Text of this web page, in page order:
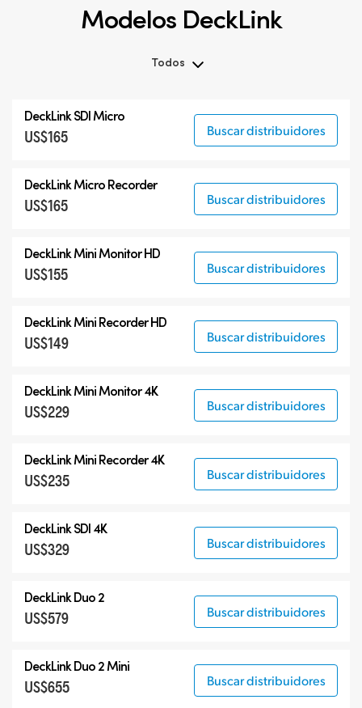
Modelos DeckLink
Todos
DeckLink SDI 12G
DeckLink SDI Micro
US$165 Buscar distribuidores
DeckLink Micro Recorder
US$165 Buscar distribuidores
DeckLink Mini Monitor HD
US$155 Buscar distribuidores
DeckLink Mini Recorder HD
US$149 Buscar distribuidores
DeckLink Mini Monitor 4K
US$229 Buscar distribuidores
DeckLink Mini Recorder 4K
US$235 Buscar distribuidores
DeckLink SDI 4K
US$329 Buscar distribuidores
DeckLink Duo 2
US$579 Buscar distribuidores
DeckLink Duo 2 Mini
US$655 Buscar distribuidores